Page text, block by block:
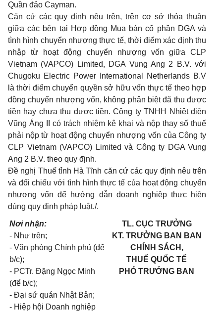
Quần đảo Cayman.
Căn cứ các quy định nêu trên, trên cơ sở thỏa thuận
giữa các bên tại Hợp đồng Mua bán cổ phần DGA và
tình hình chuyển nhượng thực tế, thời điểm xác định thu
nhập từ hoạt động chuyển nhượng vốn giữa CLP
Vietnam (VAPCO) Limited, DGA Vung Ang 2 B.V. với
Chugoku Electric Power International Netherlands B.V
là thời điểm chuyển quyền sở hữu vốn thực tế theo hợp
đồng chuyển nhượng vốn, không phân biệt đã thu được
tiền hay chưa thu được tiền. Công ty TNHH Nhiệt điện
Vũng Áng II có trách nhiệm kê khai và nộp thay số thuế
phải nộp từ hoạt động chuyển nhượng vốn của Công ty
CLP Vietnam (VAPCO) Limited và Công ty DGA Vung
Ang 2 B.V. theo quy định.
Đề nghị Thuế tỉnh Hà Tĩnh căn cứ các quy định nêu trên
và đối chiếu với tình hình thực tế của hoạt động chuyển
nhượng vốn để hướng dẫn doanh nghiệp thực hiện
đúng quy định pháp luật./.
Nơi nhận:
- Như trên;
- Văn phòng Chính phủ (để
b/c);
- PCTr. Đặng Ngọc Minh
(để b/c);
- Đại sứ quán Nhật Bản;
- Hiệp hội Doanh nghiệp
TL. CỤC TRƯỞNG
KT. TRƯỞNG BAN BAN
CHÍNH SÁCH,
THUẾ QUỐC TẾ
PHÓ TRƯỞNG BAN